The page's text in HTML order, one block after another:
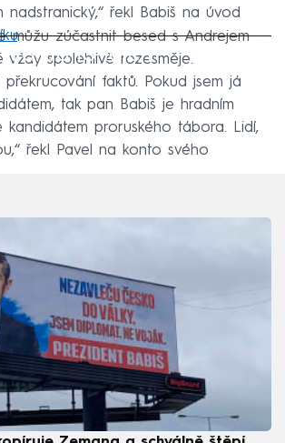
nadstranický,“ řekl Babiš na úvod
.
Failed to fetch
můžu zúčastnit besed s Andrejem
vždy spolehlivě rozesměje.
překrucování faktů. Pokud jsem já
tak pan Babiš je hradním
kandidátem proruského tábora. Lidí,
řekl Pavel na konto svého